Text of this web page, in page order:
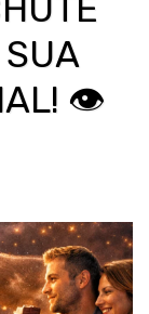
👁️